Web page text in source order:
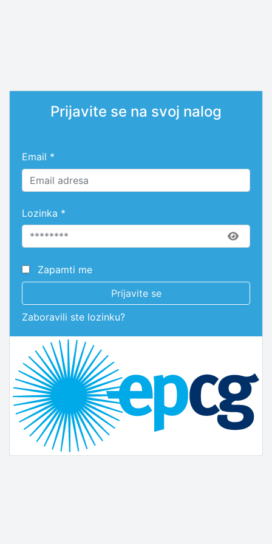
Prijavite se na svoj nalog
Email *
Lozinka *
Zapamti me
Prijavite se
Zaboravili ste lozinku?